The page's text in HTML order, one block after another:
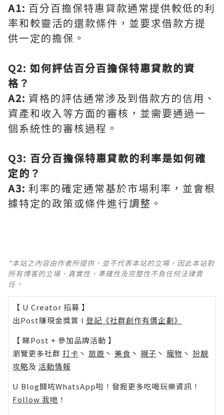
A1: 百分百擔保特惠貸款通常提供較低的利
率和較靈活的還款條件，並要求借款方提
供一定的擔保。
Q2: 如何評估百分百擔保特惠貸款的資
格？
A2: 資格的評估通常涉及到借款方的信用、
資產和收入等方面的審核，並需要通過一
個系統性的審核過程。
Q3: 百分百擔保特惠貸款的利率是如何確
定的？
A3: 利率的確定通常基於市場利率，並會根
據特定的政策或條件進行調整。
*本站之內容由作者所提供，並不代表本站的立場。因此本站對
所有博客的立場、真實性、準確性及完整性不負任何法律責
任。
【 U Creator 招募 】
出Post賺現金獎賞 l 登記《社群創作有價企劃》
【 睇Post + 參加品牌活動 】
瀏覽更多社群 打卡 丶 旅遊 丶 美食 丶 親子 丶 寵物 丶 扮靚
攻略及 活動情報
U Blog開咗WhatsApp啦！發掘更多吃喝玩樂資訊！
Follow 我哋 ！